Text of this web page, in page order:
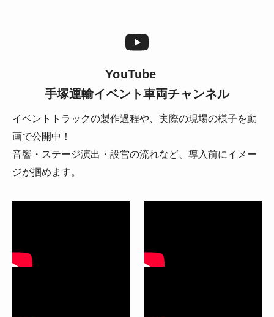
YouTube
手塚運輸イベント車両チャンネル
イベントトラックの製作過程や、実際の現場の様子を動
画で公開中！
音響・ステージ演出・設営の流れなど、導入前にイメー
ジが掴めます。